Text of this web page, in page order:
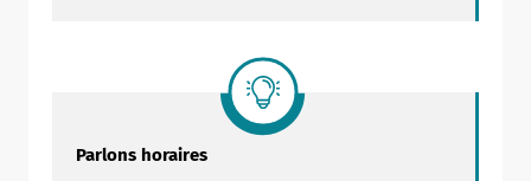
Parlons horaires